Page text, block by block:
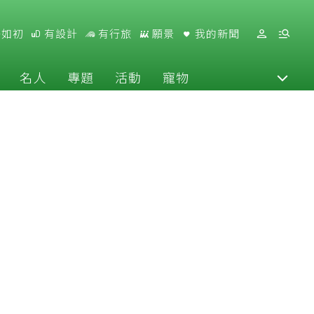
初 有設計 有行旅 願景 我的新聞
名人 專題 活動 寵物